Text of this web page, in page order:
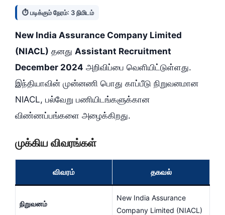
⏱️ படிக்கும் நேரம்: 3 நிமிடம்
New India Assurance Company Limited
(NIACL) தனது Assistant Recruitment
December 2024 அறிவிப்பை வெளியிட்டுள்ளது.
இந்தியாவின் முன்னணி பொது காப்பீடு நிறுவனமான
NIACL, பல்வேறு பணியிடங்களுக்கான
விண்ணப்பங்களை அழைக்கிறது.
முக்கிய விவரங்கள்
விவரம் தகவல்
நிறுவனம்
New India Assurance
Company Limited (NIACL)